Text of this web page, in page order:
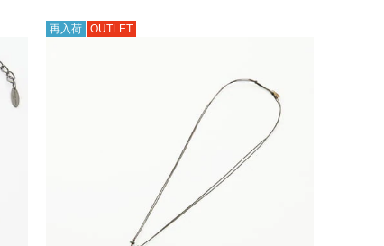
再入荷 OUTLET